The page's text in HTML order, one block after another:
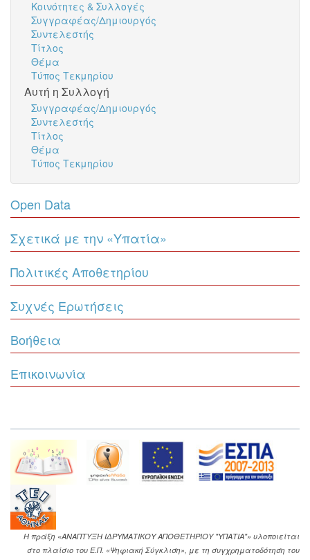
Κοινότητες & Συλλογές
Συγγραφέας/Δημιουργός
Συντελεστής
Τίτλος
Θέμα
Τύπος Τεκμηρίου
Αυτή η Συλλογή
Συγγραφέας/Δημιουργός
Συντελεστής
Τίτλος
Θέμα
Τύπος Τεκμηρίου
Open Data
Σχετικά με την «Υπατία»
Πολιτικές Αποθετηρίου
Συχνές Ερωτήσεις
Βοήθεια
Επικοινωνία
Η πράξη «ΑΝΑΠΤΥΞΗ ΙΔΡΥΜΑΤΙΚΟΥ ΑΠΟΘΕΤΗΡΙΟΥ "ΥΠΑΤΙΑ"» υλοποιείται
στο πλαίσιο του Ε.Π. «Ψηφιακή Σύγκλιση», με τη συγχρηματοδότηση του